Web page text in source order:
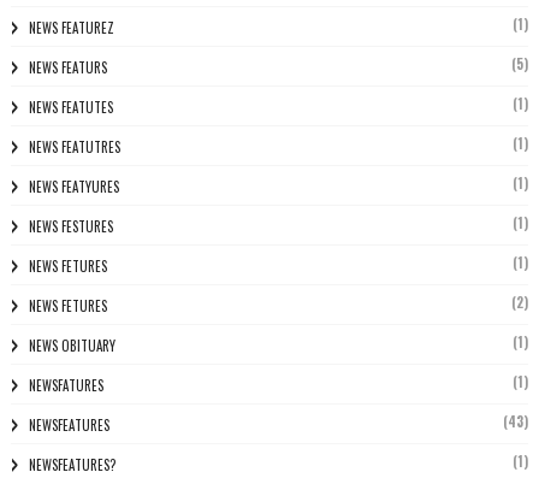
NEWS FEATUREZ (1)
NEWS FEATURS (5)
NEWS FEATUTES (1)
NEWS FEATUTRES (1)
NEWS FEATYURES (1)
NEWS FESTURES (1)
NEWS FETURES (1)
NEWS FETURES (2)
NEWS OBITUARY (1)
NEWSFATURES (1)
NEWSFEATURES (43)
NEWSFEATURES? (1)